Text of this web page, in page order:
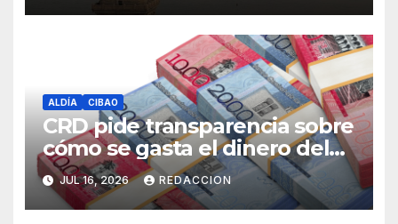
ALDÍA CIBAO
CRD pide transparencia sobre
cómo se gasta el dinero del
Seguro Familiar de Salud
JUL 16, 2026 REDACCION